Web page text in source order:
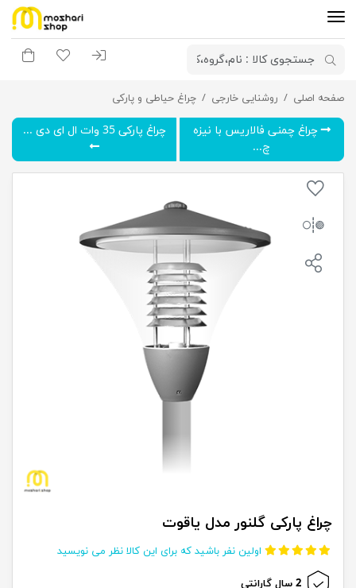
ورود به سیستم
لیست موردسبد
صفحه اصلی روشنایی خارجی چراغ حیاطی و پارکی چراغ پارکی گلنور مدل یاقوت
چراغ چمنی فالاریس با نیزه
چ...
چراغ پارکی 35 وات ال ای دی ...
چراغ پارکی گلنور مدل یاقوت
اولین نفر باشید که برای این کالا نظر می نویسید
2 سال گارانتی